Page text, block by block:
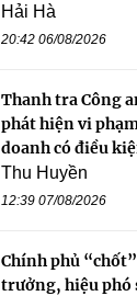
Hải Hà
20:42 06/08/2026
Thanh tra Công
phát hiện vi
doanh có điều
Thu Huyền
12:39 07/08/2026
Chính phủ
trưởng, hiệu phó